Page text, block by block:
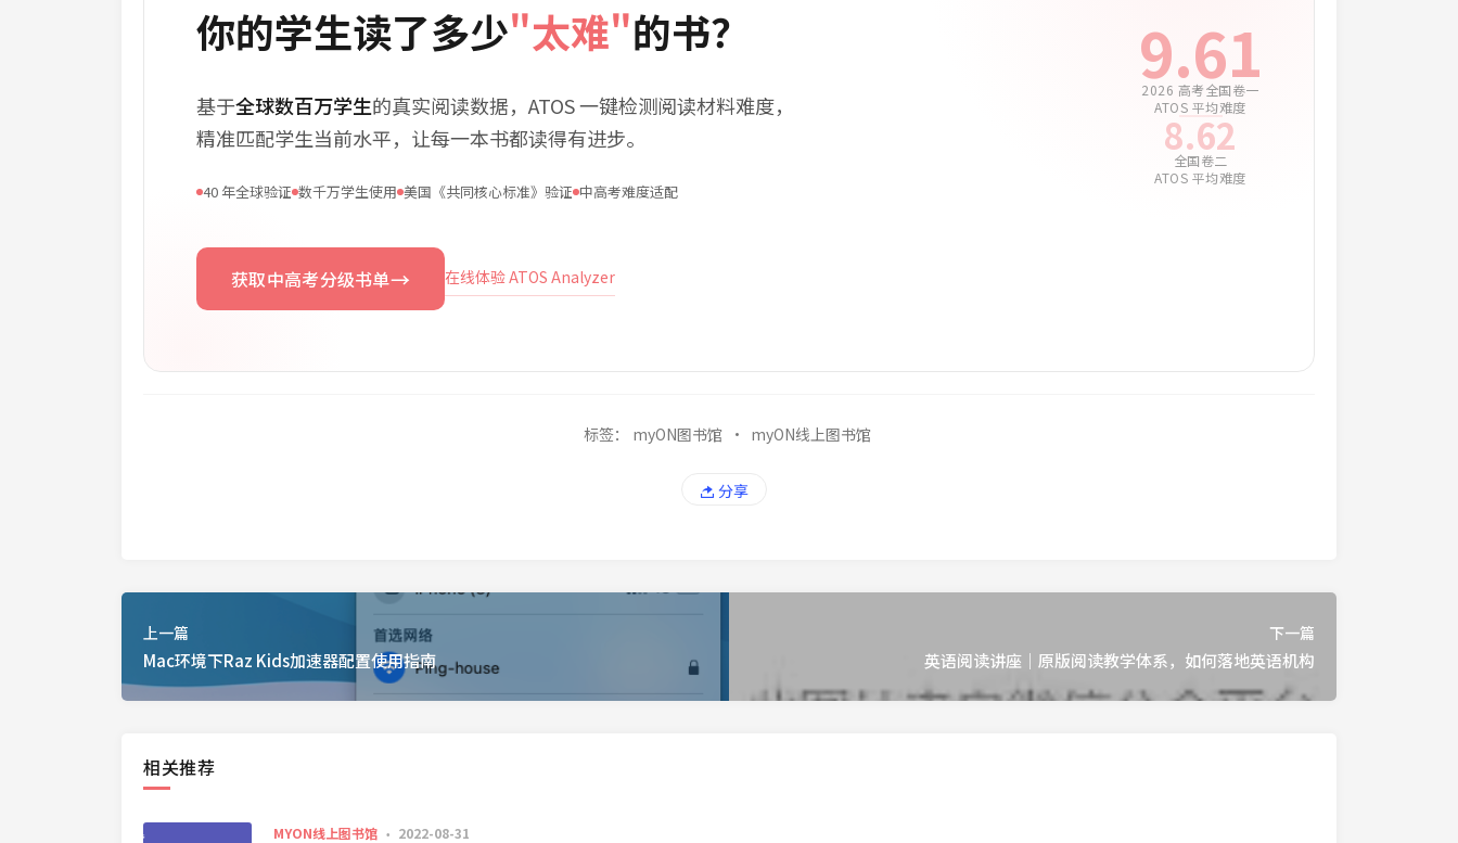
你的学生读了多少"太难"的书？
基于全球数百万学生的真实阅读数据，ATOS 一键检测阅读材料难度，
精准匹配学生当前水平，让每一本书都读得有进步。
40 年全球验证 数千万学生使用 美国《共同核心标准》验证 中高考难度适配
获取中高考分级书单→ 在线体验 ATOS Analyzer
9.61
2026 高考全国卷一
ATOS 平均难度
8.62
全国卷二
ATOS 平均难度
标签： myON图书馆 · myON线上图书馆
分享
上一篇
Mac环境下Raz Kids加速器配置使用指南
下一篇
英语阅读讲座｜原版阅读教学体系，如何落地英语机构
相关推荐
MYON线上图书馆 2022-08-31